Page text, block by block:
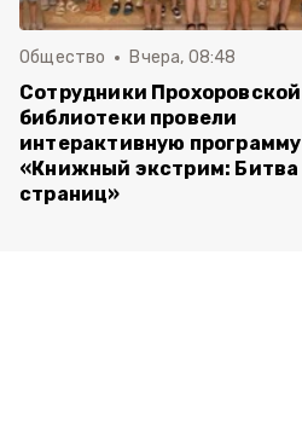
Общество Вчера, 08:48
Сотрудники Прохоровской
библиотеки провели
интерактивную программу
«Книжный экстрим: Битва
страниц»